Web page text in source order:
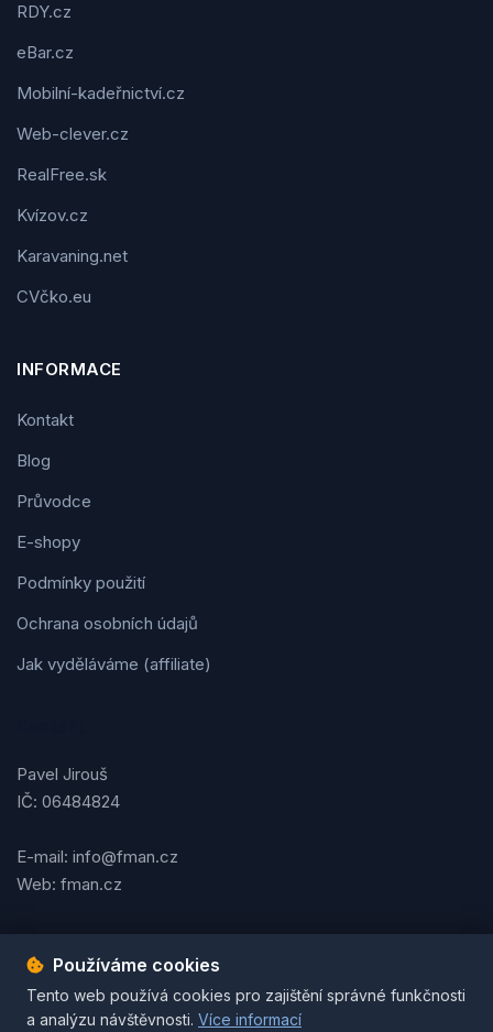
RDY.cz
eBar.cz
Mobilní-kadeřnictví.cz
Web-clever.cz
RealFree.sk
Kvízov.cz
Karavaning.net
CVčko.eu
INFORMACE
Kontakt
Blog
Průvodce
E-shopy
Podmínky použití
Ochrana osobních údajů
Jak vyděláváme (affiliate)
Pavel Jirouš
IČ: 06484824
E-mail: info@fman.cz
Web: fman.cz
Podmínky použitíOchrana osobních údajůCookies
© 2026 FMAN.cz. Všechna práva vyhrazena. | Vytvořil
Používáme cookies
Tento web používá cookies pro zajištění správné funkčnosti
a analýzu návštěvnosti. Více informací